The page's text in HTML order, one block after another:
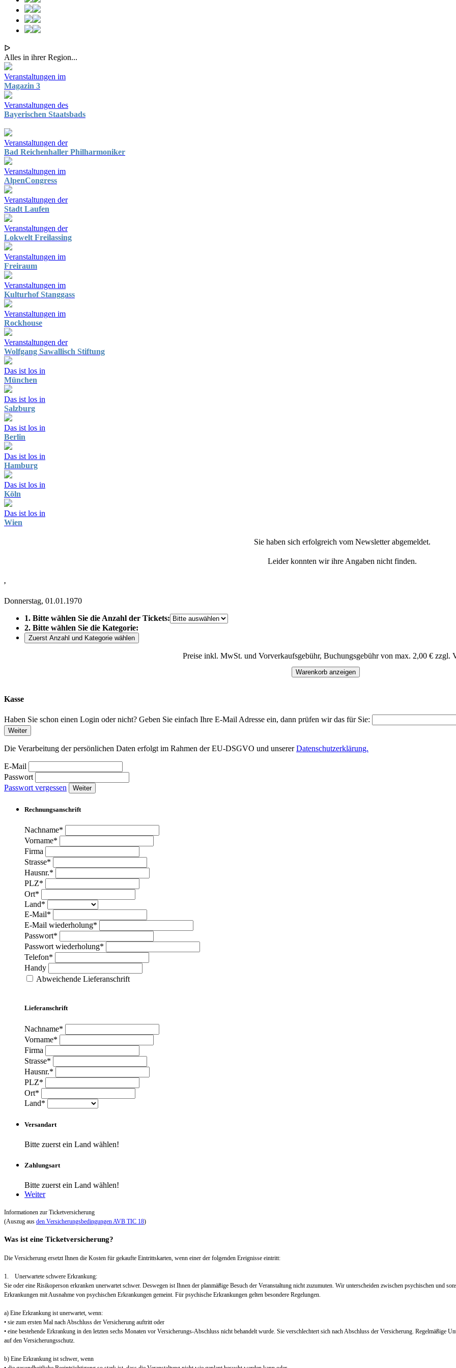
ᐅ
Alles in ihrer Region...
Veranstaltungen im
Magazin 3
Veranstaltungen des
Bayerischen Staatsbads
Veranstaltungen der
Bad Reichenhaller Philharmoniker
Veranstaltungen im
AlpenCongress
Veranstaltungen der
Stadt Laufen
Veranstaltungen der
Lokwelt Freilassing
Veranstaltungen im
Freiraum
Veranstaltungen im
Kulturhof Stanggass
Veranstaltungen im
Rockhouse
Veranstaltungen der
Wolfgang Sawallisch Stiftung
Das ist los in
München
Das ist los in
Salzburg
Das ist los in
Berlin
Das ist los in
Hamburg
Das ist los in
Köln
Das ist los in
Wien
Sie haben sich erfolgreich vom Newsletter abgemeldet.
Leider konnten wir ihre Angaben nicht finden.
,
Donnerstag, 01.01.1970
1. Bitte wählen Sie die Anzahl der Tickets:
2. Bitte wählen Sie die Kategorie:
Zuerst Anzahl und Kategorie wählen
Preise inkl. MwSt. und Vorverkaufsgebühr, Buchungsgebühr von max. 2,00 € zzgl.
Warenkorb anzeigen
Kasse
Haben Sie schon einen Login oder nicht? Geben Sie einfach Ihre E-Mail Adresse ein, dann prüfen wir das für Sie:
Weiter
Die Verarbeitung der persönlichen Daten erfolgt im Rahmen der EU-DSGVO und unsererDatenschutzerklärung.
E-Mail
Passwort
Passwort vergessen
Weiter
Rechnungsanschrift
Nachname*
Vorname*
Firma
Strasse*
Hausnr.*
PLZ*
Ort*
Land*
E-Mail*
E-Mail wiederholung*
Passwort*
Passwort wiederholung*
Telefon*
Handy
Abweichende Lieferanschrift
Lieferanschrift
Nachname*
Vorname*
Firma
Strasse*
Hausnr.*
PLZ*
Ort*
Land*
Versandart
Bitte zuerst ein Land wählen!
Zahlungsart
Bitte zuerst ein Land wählen!
Weiter
Informationen zur Ticketversicherung
(Auszug aus den Versicherungsbedingungen AVB TIC 18)
Was ist eine Ticketversicherung?
Die Versicherung ersetzt Ihnen die Kosten für gekaufte Eintrittskarten, wenn einer der folgenden Ereignisse eintritt:
1. Unerwartete schwere Erkrankung:
Sie oder eine Risikoperson erkranken unerwartet schwer. Deswegen ist Ihnen der planmäßige Besuch der Veranstaltung nicht zuzumuten. Wir unterscheiden zwischen psychischen und
Erkrankungen mit Ausnahme von psychischen Erkrankungen gemeint. Für psychische Erkrankungen gelten besondere Regelungen.
a) Eine Erkrankung ist unerwartet, wenn:
• sie zum ersten Mal nach Abschluss der Versicherung auftritt oder
• eine bestehende Erkrankung in den letzten sechs Monaten vor Versicherungs-Abschluss nicht behandelt wurde. Sie verschlechtert sich nach Abschluss der Versicherung. Regelmäßige
auf den Versicherungsschutz.
b) Eine Erkrankung ist schwer, wenn